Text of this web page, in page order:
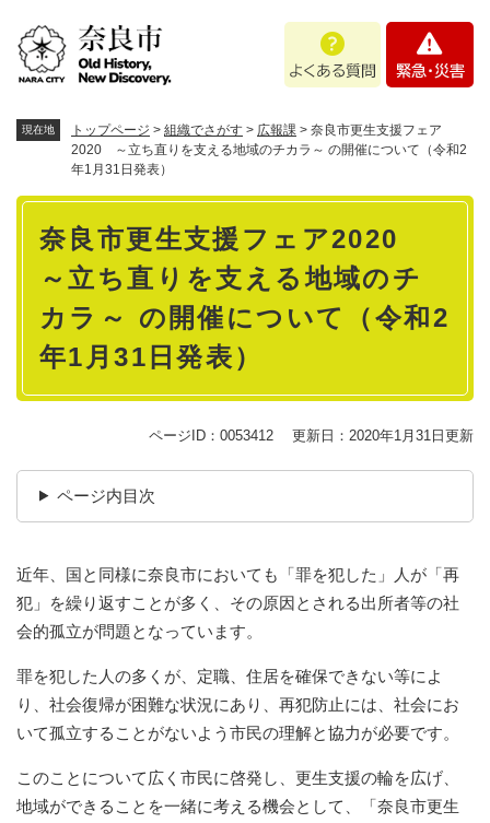
あ
問
・
現在地 トップページ > 組織でさがす > 広報課 > 奈良市更生支援フェア
2020 ～立ち直りを支える地域のチカラ～ の開催について（令和2
年1月31日発表）
本
奈良市更生支援フェア2020
～立ち直りを支える地域のチ
カラ～ の開催について（令和2
年1月31日発表）
ページID：0053412 更新日：2020年1月31日更新
ページ内目次
近年、国と同様に奈良市においても「罪を犯した」人が「再
犯」を繰り返すことが多く、その原因とされる出所者等の社
会的孤立が問題となっています。
罪を犯した人の多くが、定職、住居を確保できない等によ
り、社会復帰が困難な状況にあり、再犯防止には、社会にお
いて孤立することがないよう市民の理解と協力が必要です。
このことについて広く市民に啓発し、更生支援の輪を広げ、
地域ができることを一緒に考える機会として、「奈良市更生